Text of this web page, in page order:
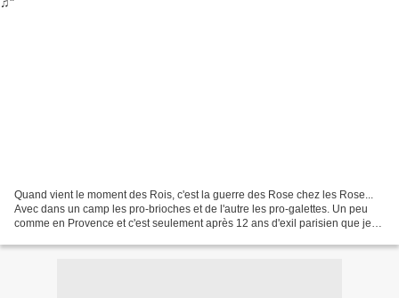
Quand vient le moment des Rois, c'est la guerre des Rose chez les Rose...
Avec dans un camp les pro-brioches et de l'autre les pro-galettes. Un peu
comme en Provence et c'est seulement après 12 ans d'exil parisien que je